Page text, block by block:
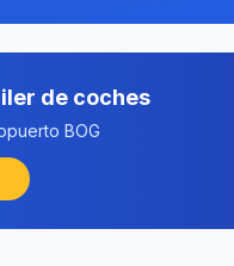
de coches
BOG